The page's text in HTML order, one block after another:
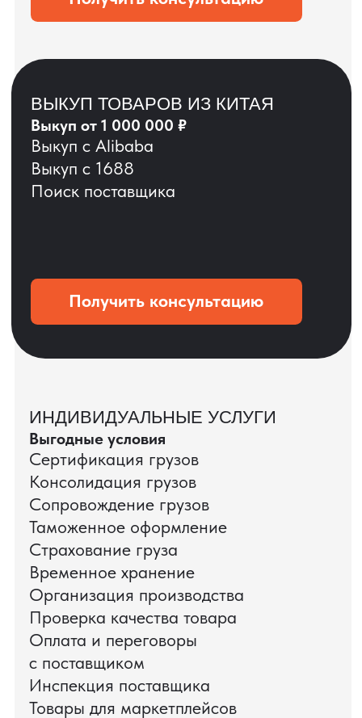
ОСТАВЬТЕ ЗАЯВКУ
Мы вернёмся с расчётом и фото после
технической проверки
Оставить заявку
КЕЙС ПАО «РОСТЕЛЕКОМ»
ПАО «Ростелеком» доверяет нам полный
цикл международных поставок — от
поиска и проверки поставщиков до
доставки оборудования.
Мы обеспечили полный цикл работ:
проверку продукции, логистику,
таможенное оформление и контроль
сроков. В результате все товары были
доставлены точно в срок и без
дополнительных рисков.
PRO TORG — проверенный партнёр по
международной логистике для ведущих
федеральных компаний.
Оставить заявку